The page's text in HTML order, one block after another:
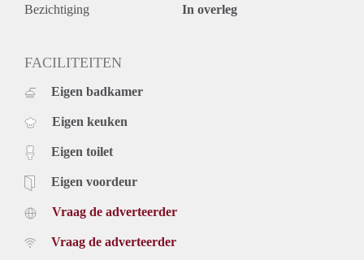
- recentelijk gerenoveerd
- aparte berging
LET OP: bovenop de huurprijs €100 p/mnd voor privé
parkeerplaats
Bezichtiging In overleg
FACILITEITEN
Eigen badkamer
Eigen keuken
Eigen toilet
Eigen voordeur
Vraag de adverteerder
Vraag de adverteerder